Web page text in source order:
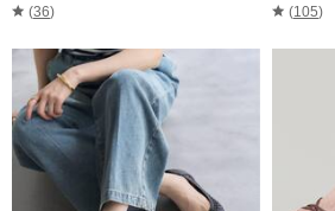
(36)
(105)